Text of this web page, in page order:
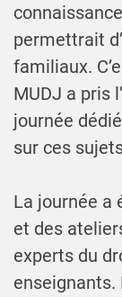
permettrait
familiaux.
MUDJ a pris
journée
sur ces
La journée a
et des
experts du